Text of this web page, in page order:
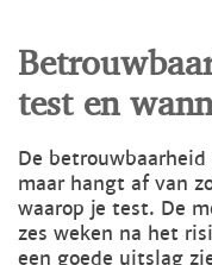
test en
De
maar hangt af van
waarop je test. De
zes weken na het
een goede uitslag